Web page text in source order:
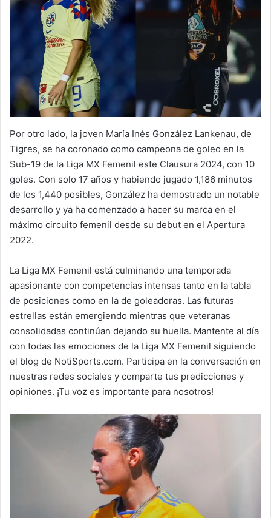
Por otro lado, la joven María Inés González Lankenau, de
Tigres, se ha coronado como campeona de goleo en la
Sub-19 de la Liga MX Femenil este Clausura 2024, con 10
goles. Con solo 17 años y habiendo jugado 1,186 minutos
de los 1,440 posibles, González ha demostrado un notable
desarrollo y ya ha comenzado a hacer su marca en el
máximo circuito femenil desde su debut en el Apertura
2022.
La Liga MX Femenil está culminando una temporada
apasionante con competencias intensas tanto en la tabla
de posiciones como en la de goleadoras. Las futuras
estrellas están emergiendo mientras que veteranas
consolidadas continúan dejando su huella. Mantente al día
con todas las emociones de la Liga MX Femenil siguiendo
el blog de NotiSports.com. Participa en la conversación en
nuestras redes sociales y comparte tus predicciones y
opiniones. ¡Tu voz es importante para nosotros!